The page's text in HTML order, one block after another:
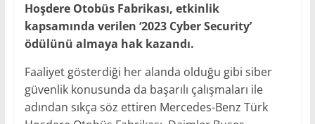
Hoşdere Otobüs Fabrikası, etkinlik
kapsamında verilen ‘2023 Cyber Security’
ödülünü almaya hak kazandı.
Faaliyet gösterdiği her alanda olduğu gibi siber
güvenlik konusunda da başarılı çalışmaları ile
adından sıkça söz ettiren Mercedes-Benz Türk